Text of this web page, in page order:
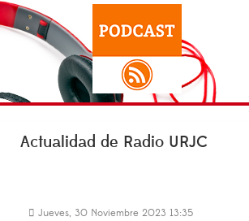
Actualidad de Radio URJC
Jueves, 30 Noviembre 2023 13:35